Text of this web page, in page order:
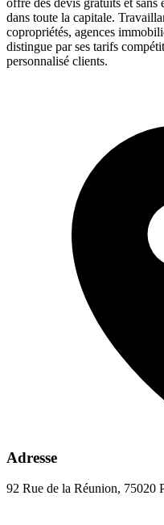
dans toute la capitale.
copropriétés, agences
distingue par ses tarifs
personnalisé clients.
Adresse
92 Rue de la Réunion, 75020